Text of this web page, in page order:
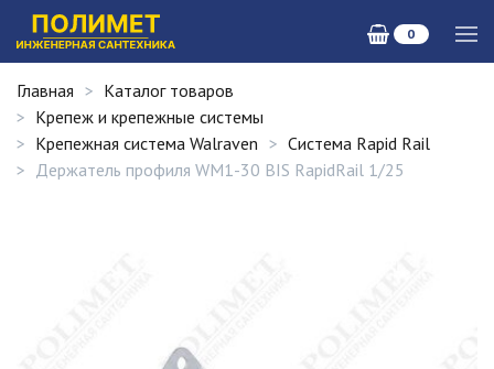
0
Главная
Каталог товаров
Крепеж и крепежные системы
Крепежная система Walraven
Система Rapid Rail
Держатель профиля WM1-30 BIS RapidRail 1/25